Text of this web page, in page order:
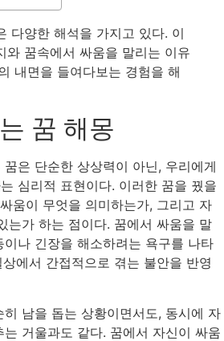
다양한 해석을 가지고 있다. 이
와 꿈속에서 싸움을 말리는 이유
내면을 들여다보는 경험을 해
꿈 해몽
은 단순한 상상력이 아닌, 우리에게
심리적 표현이다. 이러한 꿈을 꿨을
움이 무엇을 의미하는가, 그리고 자
는가 하는 점이다. 꿈에서 싸움을 말
나 긴장을 해소하려는 욕구를 나타
에서 간접적으로 겪는 불안을 반영
남을 돕는 상황이면서도, 동시에 자
거울과도 같다. 꿈에서 자신이 싸움